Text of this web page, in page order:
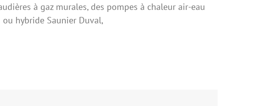
à gaz murales, des pompes à chaleur air-eau
ou hybride Saunier Duval,